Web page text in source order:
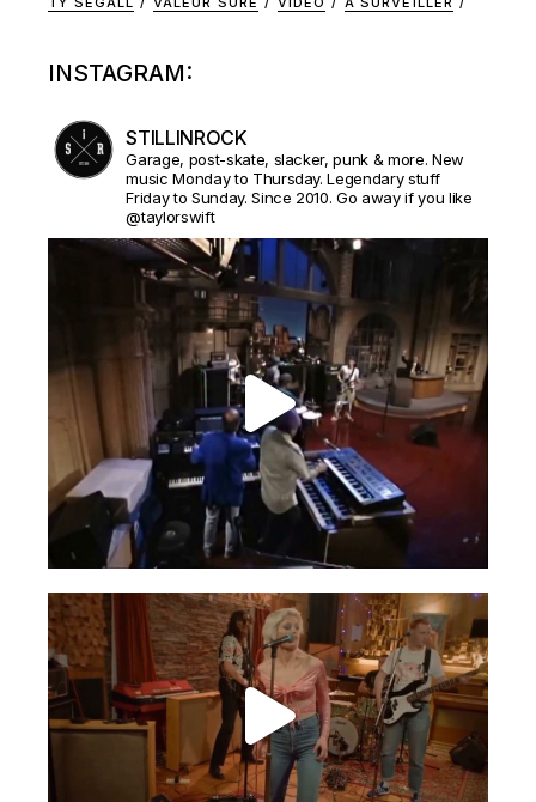
INSTAGRAM:
STILLINROCK
Garage, post-skate, slacker, punk & more. New
music Monday to Thursday. Legendary stuff
Friday to Sunday. Since 2010. Go away if you like
@taylorswift